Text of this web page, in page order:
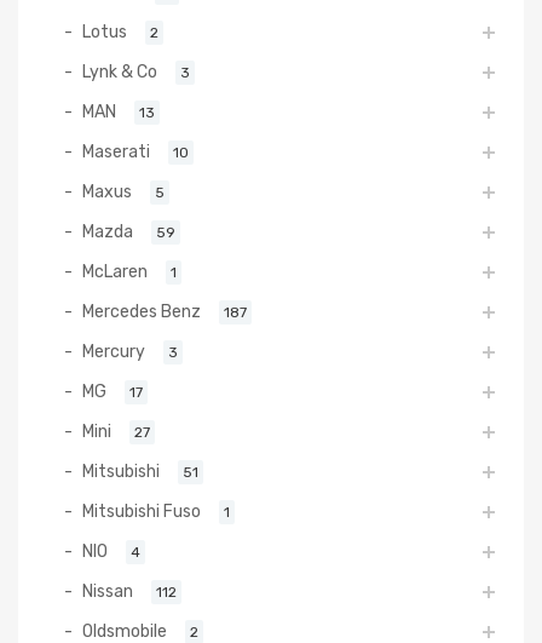
Lotus 2
Lynk & Co 3
MAN 13
Maserati 10
Maxus 5
Mazda 59
McLaren 1
Mercedes Benz 187
Mercury 3
MG 17
Mini 27
Mitsubishi 51
Mitsubishi Fuso 1
NIO 4
Nissan 112
Oldsmobile 2